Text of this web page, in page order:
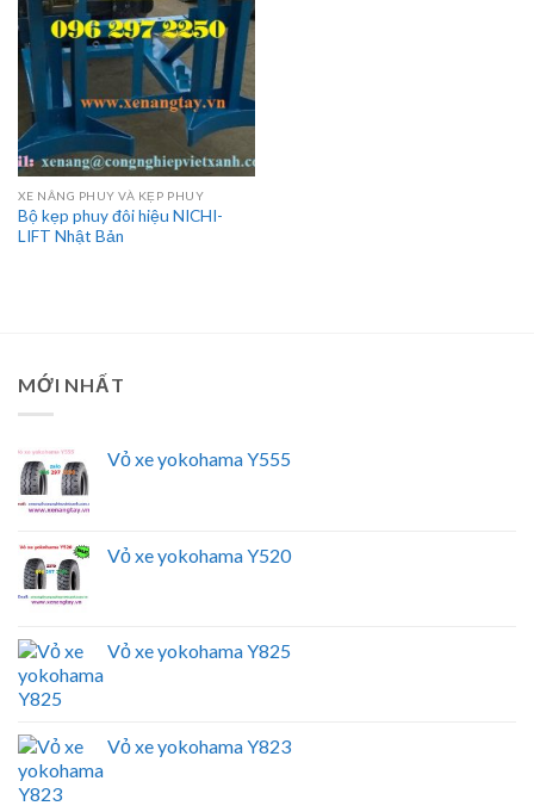
XE NÂNG PHUY VÀ KẸP PHUY
Bộ kẹp phuy đôi hiệu NICHI-
LIFT Nhật Bản
MỚI NHẤT
Vỏ xe yokohama Y555
Vỏ xe yokohama Y520
Vỏ xe yokohama Y825
Vỏ xe yokohama Y823